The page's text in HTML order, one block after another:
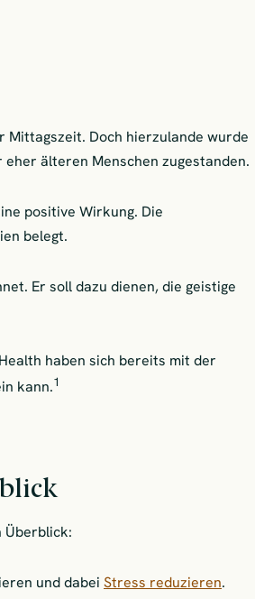
Mittagszeit. Doch hierzulande wurde
älteren Menschen zugestanden.
positive Wirkung. Die
belegt.
Er soll dazu dienen, die geistige
haben sich bereits mit der
kann.1
Überblick:
und dabei Stress reduzieren.